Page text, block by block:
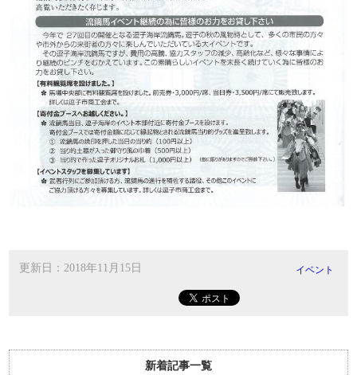
更新日：2018年11月15日 イベント
新着記事一覧